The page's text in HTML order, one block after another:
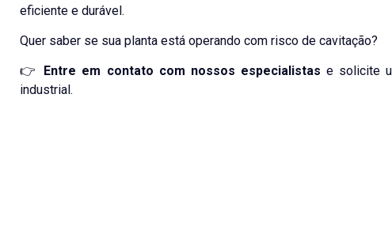
eficiente e durável.
Quer saber se sua planta está operando com risco de cavitação?
👉 Entre em contato com nossos especialistas e solicite
industrial.